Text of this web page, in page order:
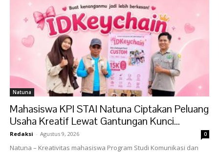
Natuna
Mahasiswa KPI STAI Natuna Ciptakan Peluang
Usaha Kreatif Lewat Gantungan Kunci...
Redaksi - Agustus 9, 2026 0
Natuna – Kreativitas mahasiswa Program Studi Komunikasi dan